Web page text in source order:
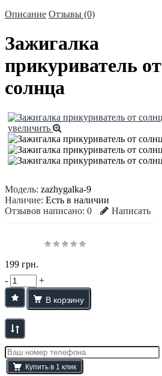
Описание Отзывы (0)
Зажигалка
прикуриватель от
солнца
увеличить
Модель: zazhygalka-9
Наличие: Есть в наличии
Отзывов написано: 0 Написать
199 грн.
-
+